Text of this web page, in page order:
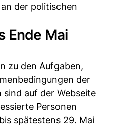
der politischen
Ende Mai
zu den Aufgaben,
der
sind auf der Webseite
Personen
spätestens 29. Mai